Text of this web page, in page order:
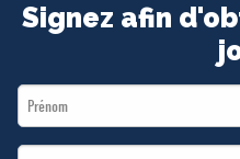
Signez afin
First
Name